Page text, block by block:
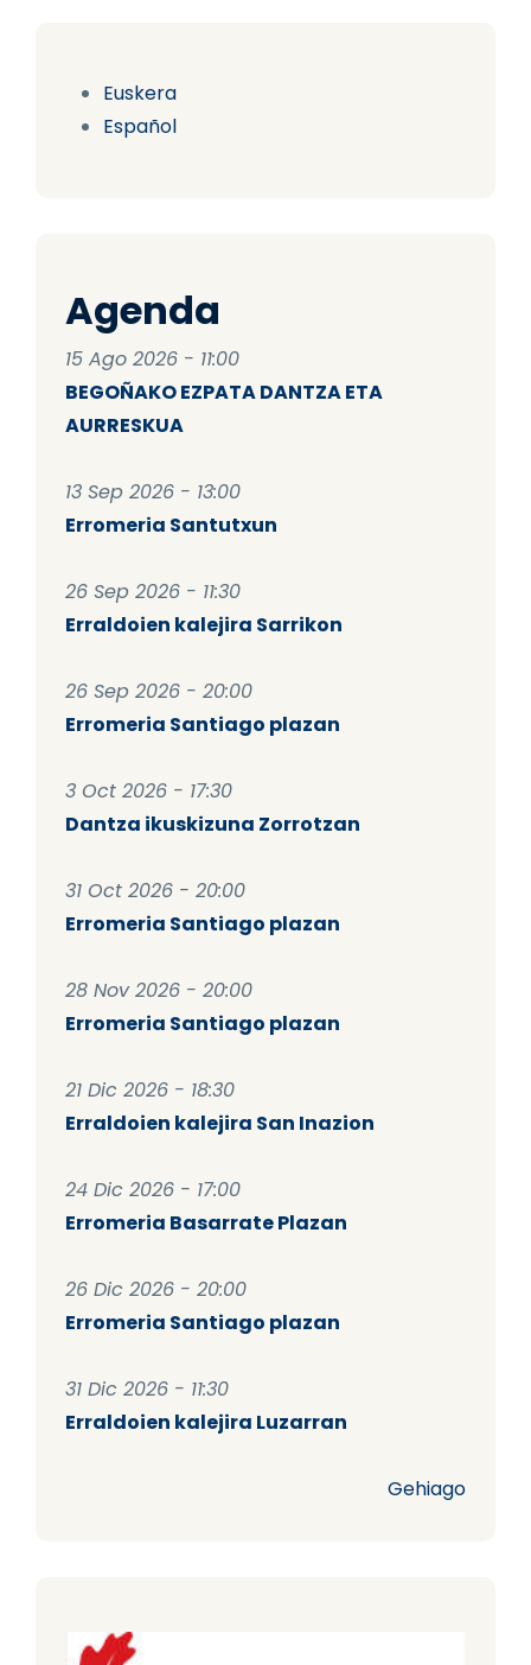
Euskera
Español
Agenda
15 Ago 2026 - 11:00
BEGOÑAKO EZPATA DANTZA ETA
AURRESKUA
13 Sep 2026 - 13:00
Erromeria Santutxun
26 Sep 2026 - 11:30
Erraldoien kalejira Sarrikon
26 Sep 2026 - 20:00
Erromeria Santiago plazan
3 Oct 2026 - 17:30
Dantza ikuskizuna Zorrotzan
31 Oct 2026 - 20:00
Erromeria Santiago plazan
28 Nov 2026 - 20:00
Erromeria Santiago plazan
21 Dic 2026 - 18:30
Erraldoien kalejira San Inazion
24 Dic 2026 - 17:00
Erromeria Basarrate Plazan
26 Dic 2026 - 20:00
Erromeria Santiago plazan
31 Dic 2026 - 11:30
Erraldoien kalejira Luzarran
Gehiago